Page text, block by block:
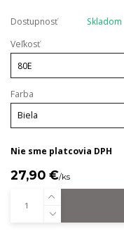
Dostupnosť
Skladom
Veľkosť
Farba
Nie sme platcovia DPH
27,90 €/ks